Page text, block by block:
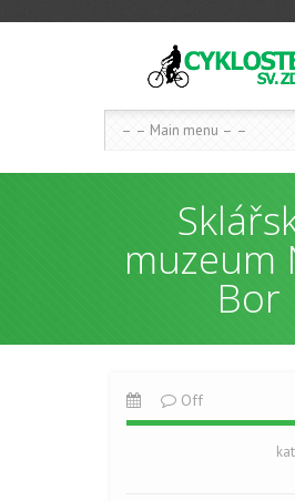
muzeum
Bor
Off